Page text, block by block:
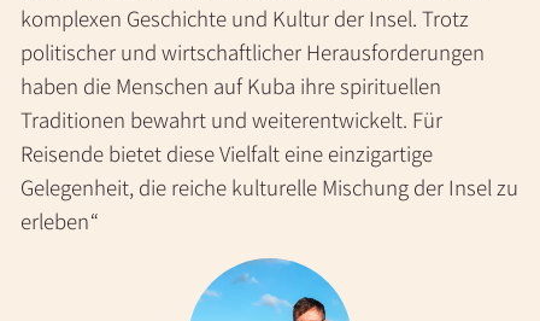
komplexen Geschichte und Kultur der Insel. Trotz
politischer und wirtschaftlicher Herausforderungen
haben die Menschen auf Kuba ihre spirituellen
Traditionen bewahrt und weiterentwickelt. Für
Reisende bietet diese Vielfalt eine einzigartige
Gelegenheit, die reiche kulturelle Mischung der Insel zu
erleben